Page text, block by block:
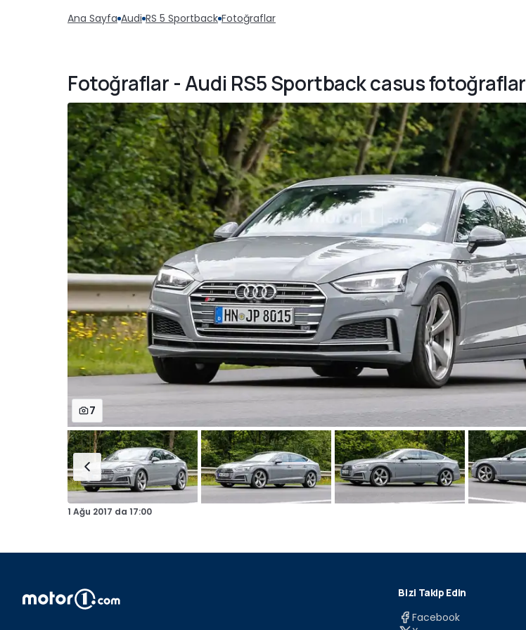
Ana Sayfa Audi RS 5 Sportback Fotoğraflar
Fotoğraflar - Audi RS5 Sportback casus fotoğraflar
7
1 Ağu 2017 da 17:00
Bizi Takip Edin
Facebook